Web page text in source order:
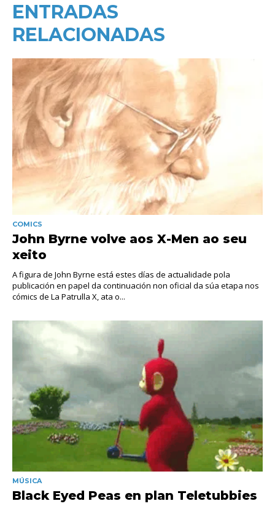
ENTRADAS
RELACIONADAS
COMICS
John Byrne volve aos X-Men ao seu
xeito
A figura de John Byrne está estes días de actualidade pola
publicación en papel da continuación non oficial da súa etapa nos
cómics de La Patrulla X, ata o...
MÚSICA
Black Eyed Peas en plan Teletubbies